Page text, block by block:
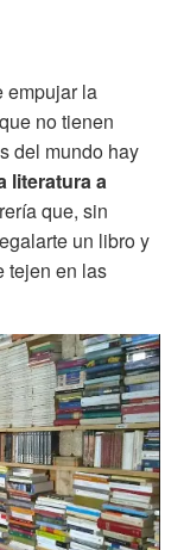
empujar la
no tienen
del mundo hay
literatura a
que, sin
un libro y
tejen en las